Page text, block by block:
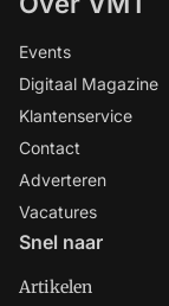
Events
Digitaal Magazine
Klantenservice
Contact
Adverteren
Vacatures
Snel naar
Artikelen